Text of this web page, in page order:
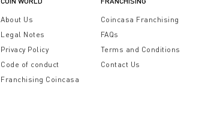
e cura per chi le riceve. Con
About Us
Legal Notes
Privacy Policy
Code of conduct
Franchising Coincasa
Coincasa Franchising
FAQs
Terms and Conditions
Contact Us